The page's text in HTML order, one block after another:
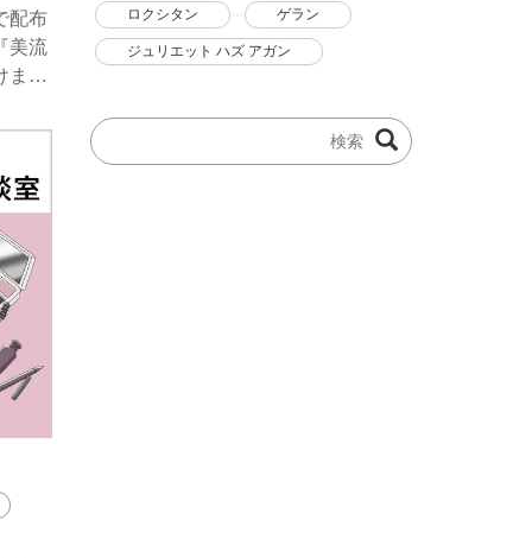
配布
美流
まし
ト
案
&詳
ま
ロクシタン ゲラン
ジュリエット ハズ アガン